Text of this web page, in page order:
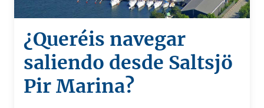
¿Queréis navegar
saliendo desde Saltsjö
Pir Marina?